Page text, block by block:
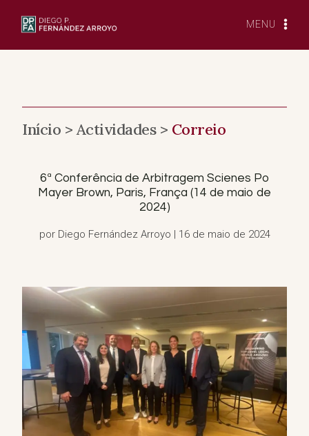
MENU
Início >Actividades > Correio
6ª Conferência de Arbitragem Scienes Po
Mayer Brown, Paris, França (14 de maio de
2024)
por Diego Fernández Arroyo | 16 de maio de 2024